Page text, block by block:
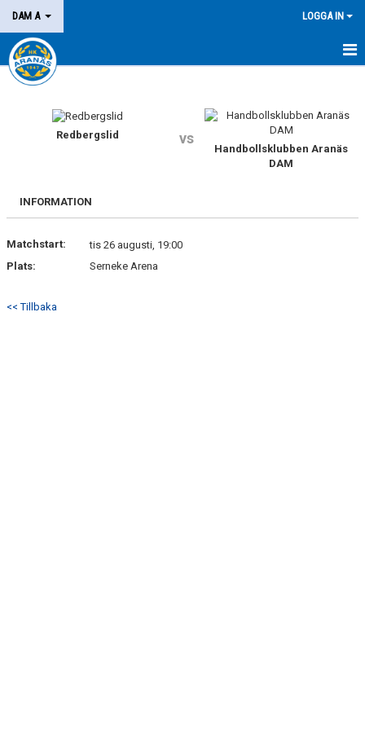
DAM A LOGGA IN
HEM
KONTAKT
Redbergslid vs
Handbollsklubben Aranäs
DAM
INFORMATION
Matchstart:
tis 26 augusti, 19:00
Plats:
Serneke Arena
<< Tillbaka